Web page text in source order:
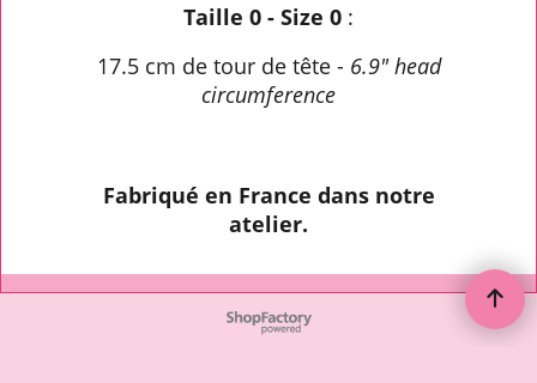
Taille 0 - Size 0 :
17.5 cm de tour de tête - 6.9" head
circumference
Fabriqué en France dans notre
atelier.
To create online store ShopFactory eCommerce software was used.